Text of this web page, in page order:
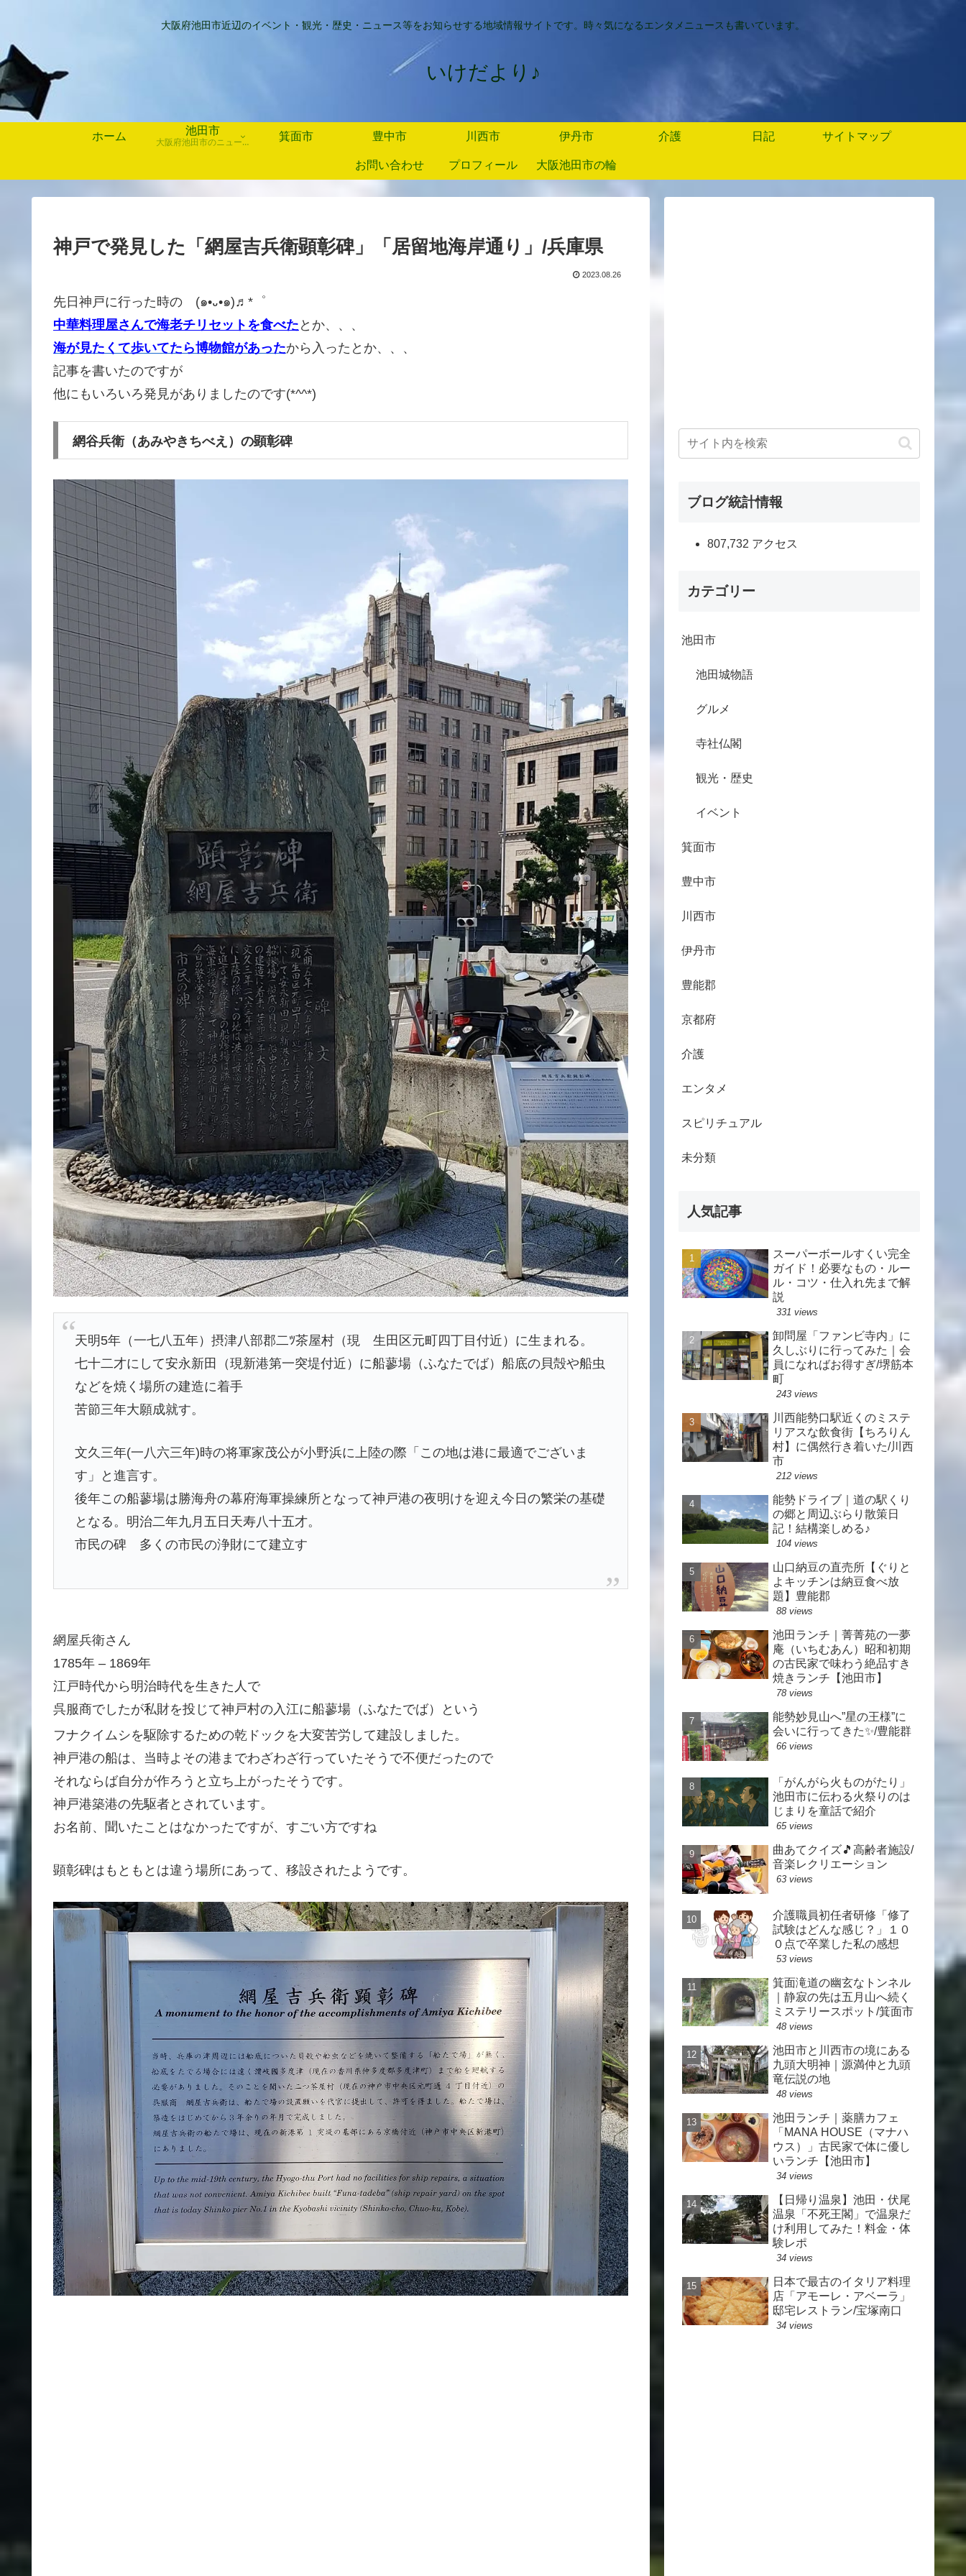
大阪府池田市近辺のイベント・観光・歴史・ニュース等をお知らせする地域情報サイトです。時々気になるエンタメニュースも書いています。
いけだより♪
ホーム
池田市
大阪府池田市のニュース、歴史や行事、お店情報など
箕面市 豊中市 川西市 伊丹市 介護 日記 サイトマップ
お問い合わせ プロフィール 大阪池田市の輪
神戸で発見した「網屋吉兵衛顕彰碑」「居留地海岸通り」/兵庫県
2023.08.26
先日神戸に行った時の (๑•᎑•๑)♬*゜
中華料理屋さんで海老チリセットを食べた とか、、、
海が見たくて歩いてたら博物館があったから入ったとか、、、
記事を書いたのですが
他にもいろいろ発見がありましたのです(*^^*)
網谷兵衛（あみやきちべえ）の顕彰碑
天明5年（一七八五年）摂津八部郡二ﾂ茶屋村（現 生田区元町四丁目付近）に生まれる。
七十二才にして安永新田（現新港第一突堤付近）に船蓼場（ふなたでば）船底の貝殻や船虫
などを焼く場所の建造に着手
苦節三年大願成就す。
文久三年(一八六三年)時の将軍家茂公が小野浜に上陸の際「この地は港に最適でございま
す」と進言す。
後年この船蓼場は勝海舟の幕府海軍操練所となって神戸港の夜明けを迎え 今日の繁栄の基礎
となる。明治二年九月五日天寿八十五才。
市民の碑 多くの市民の浄財にて建立す
網屋兵衛さん
1785年 – 1869年
江戸時代から明治時代を生きた人で
呉服商でしたが私財を投じて神戸村の入江に船蓼場（ふなたでば）という
フナクイムシを駆除するための乾ドック を大変苦労して建設しました。
神戸港の船は、当時よその港までわざわざ行っていたそうで不便だったので
それならば自分が作ろうと立ち上がったそうです。
神戸港築港の先駆者とされています。
お名前、聞いたことはなかったですが、すごい方ですね
顕彰碑はもともとは違う場所にあって、移設されたようです。
ブログ統計情報
807,732 アクセス
カテゴリー
池田市
池田城物語
グルメ
寺社仏閣
観光・歴史
イベント
箕面市
豊中市
川西市
伊丹市
豊能郡
京都府
介護
エンタメ
スピリチュアル
未分類
人気記事
スーパーボールすくい完全
ガイド！必要なもの・ルー
ル・コツ・仕入れ先まで解
説
331 views
卸問屋「ファンビ寺内」に
久しぶりに行ってみた｜会
員になればお得すぎ/堺筋本
町
243 views
川西能勢口駅近くのミステ
リアスな飲食街【ちろりん
村】に偶然行き着いた/川西
市
212 views
能勢ドライブ｜道の駅くり
の郷と周辺ぶらり散策日
記！結構楽しめる♪
104 views
山口納豆の直売所【ぐりと
よキッチンは納豆食べ放
題】豊能郡
88 views
池田ランチ｜菁菁苑の一夢
庵（いちむあん）昭和初期
の古民家で味わう絶品すき
焼きランチ【池田市】
78 views
能勢妙見山へ”星の王様”に
会いに行ってきた✨/豊能群
66 views
「がんがら火ものがたり」
池田市に伝わる火祭りのは
じまりを童話で紹介
65 views
曲あてクイズ🎵高齢者施設/
音楽レクリエーション
63 views
介護職員初任者研修「修了
試験はどんな感じ？」１０
０点で卒業した私の感想
53 views
箕面滝道の幽玄なトンネル
｜静寂の先は五月山へ続く
ミステリースポット/箕面市
48 views
池田市と川西市の境にある
九頭大明神｜源満仲と九頭
竜伝説の地
48 views
池田ランチ｜薬膳カフェ
「MANA HOUSE（マナハ
ウス）」古民家で体に優し
いランチ【池田市】
34 views
【日帰り温泉】池田・伏尾
温泉「不死王閣」で温泉だ
け利用してみた！料金・体
験レポ
34 views
日本で最古のイタリア料理
店「アモーレ・アベーラ」
邸宅レストラン/宝塚南口
34 views